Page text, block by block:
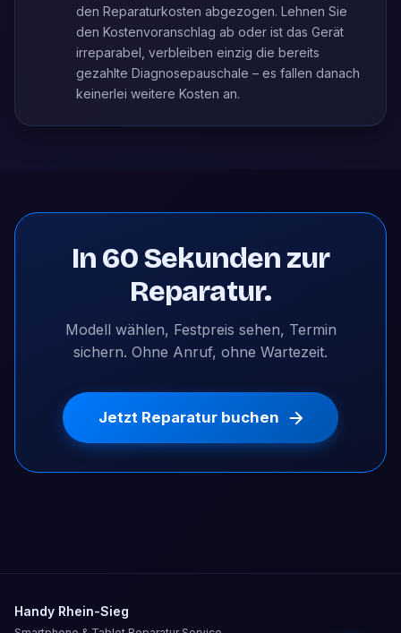
den Reparaturkosten abgezogen. Lehnen Sie
den Kostenvoranschlag ab oder ist das Gerät
irreparabel, verbleiben einzig die bereits
gezahlte Diagnosepauschale – es fallen danach
keinerlei weitere Kosten an.
In 60 Sekunden zur
Reparatur.
Modell wählen, Festpreis sehen, Termin
sichern. Ohne Anruf, ohne Wartezeit.
Jetzt Reparatur buchen
Handy Rhein-Sieg